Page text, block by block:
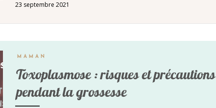
23 septembre 2021
MAMAN
Toxoplasmose : risques et précautions
pendant la grossesse